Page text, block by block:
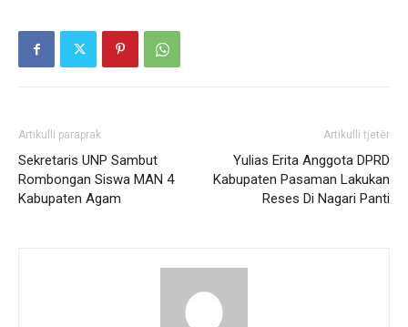
Artikulli paraprak
Sekretaris UNP Sambut
Rombongan Siswa MAN 4
Kabupaten Agam
Artikulli tjetër
Yulias Erita Anggota DPRD
Kabupaten Pasaman Lakukan
Reses Di Nagari Panti